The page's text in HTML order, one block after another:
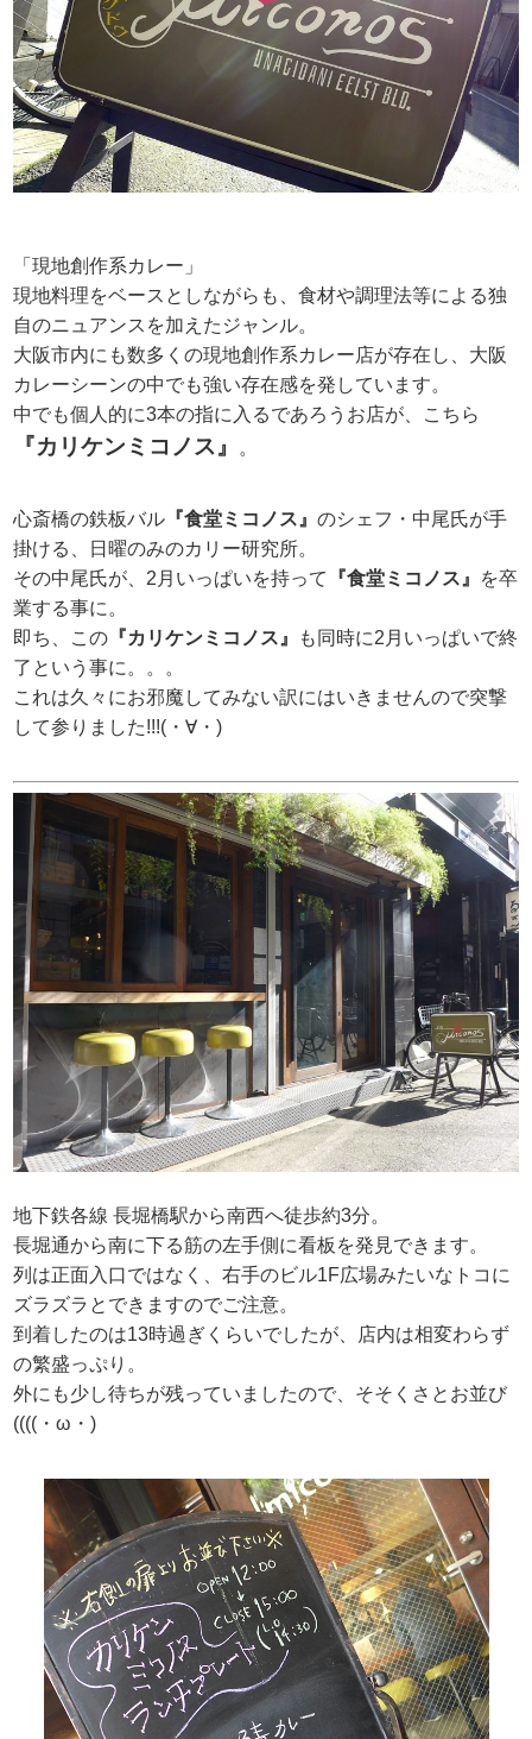
「現地創作系カレー」
現地料理をベースとしながらも、食材や調理法等による独
自のニュアンスを加えたジャンル。
大阪市内にも数多くの現地創作系カレー店が存在し、大阪
カレーシーンの中でも強い存在感を発しています。
中でも個人的に3本の指に入るであろうお店が、こちら
『カリケンミコノス』 。
心斎橋の鉄板バル 『食堂ミコノス』のシェフ・中尾氏が手
掛ける、日曜のみのカリー研究所。
その中尾氏が、2月いっぱいを持って
『食堂ミコノス』
を卒
業する事に。
即ち、この 『カリケンミコノス』
も同時に2月いっぱいで終
了という事に。。。
これは久々にお邪魔してみない訳にはいきませんので突撃
して参りました!!!(・∀・)
地下鉄各線 長堀橋駅から南西へ徒歩約3分。
長堀通から南に下る筋の左手側に看板を発見できます。
列は正面入口ではなく、右手のビル1F広場みたいなトコに
ズラズラとできますのでご注意。
到着したのは13時過ぎくらいでしたが、店内は相変わらず
の繁盛っぷり。
外にも少し待ちが残っていましたので、そそくさとお並び
((((・ω・)